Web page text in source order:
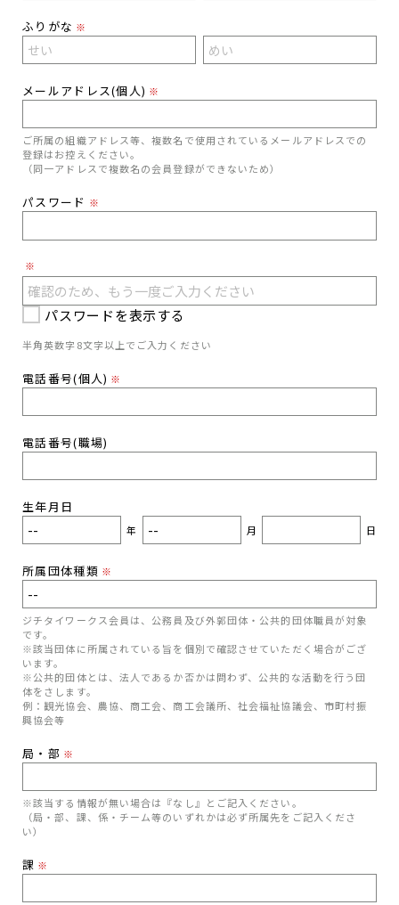
ふりがな ※
メールアドレス(個人) ※
ご所属の組織アドレス等、複数名で使用されているメールアドレスでの
登録はお控えください。
（同一アドレスで複数名の会員登録ができないため）
パスワード ※
※
パスワードを表示する
半角英数字8文字以上でご入力ください
電話番号(個人) ※
電話番号(職場)
生年月日
年 月 日
所属団体種類 ※
ジチタイワークス会員は、公務員及び外郭団体・公共的団体職員が対象
です。
※該当団体に所属されている旨を個別で確認させていただく場合がござ
います。
※公共的団体とは、法人であるか否かは問わず、公共的な活動を行う団
体をさします。
例：観光協会、農協、商工会、商工会議所、社会福祉協議会、市町村振
興協会等
局・部 ※
※該当する情報が無い場合は『なし』とご記入ください。
（局・部、課、係・チーム等のいずれかは必ず所属先をご記入くださ
い）
課 ※